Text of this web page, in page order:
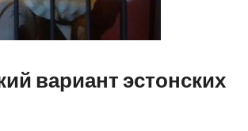
вариант эстонских